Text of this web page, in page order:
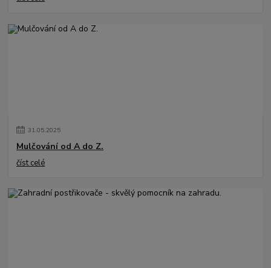
31.05.2025
Mulčování od A do Z.
číst celé